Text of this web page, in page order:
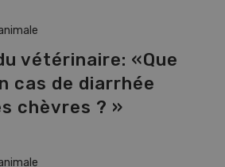
vétérinaire: «Que
cas de diarrhée
chèvres ? »